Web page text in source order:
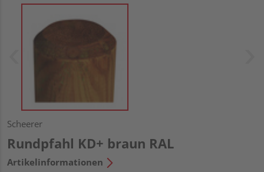
Scheerer
Rundpfahl KD+ braun RAL
Artikelinformationen